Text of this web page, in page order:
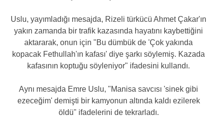
Uslu, yayımladığı mesajda, Rizeli türkücü Ahmet Çakar'ın
yakın zamanda bir trafik kazasında hayatını kaybettiğini
aktararak, onun için "Bu dümbük de 'Çok yakında
kopacak Fethullah'ın kafası' diye şarkı söylemiş. Kazada
kafasının koptuğu söyleniyor" ifadesini kullandı.
Aynı mesajda Emre Uslu, "Manisa savcısı 'sinek gibi
ezeceğim' demişti bir kamyonun altında kaldı ezilerek
öldü" ifadelerini de tekrarladı.